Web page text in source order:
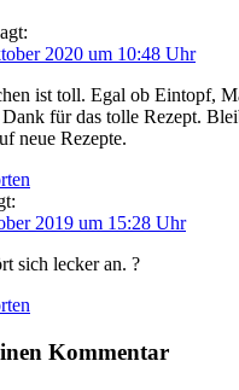
2020 um 10:48 Uhr
ist toll. Egal ob Eintopf,
für das tolle Rezept.
neue Rezepte.
2019 um 15:28 Uhr
sich lecker an. ?
Kommentar